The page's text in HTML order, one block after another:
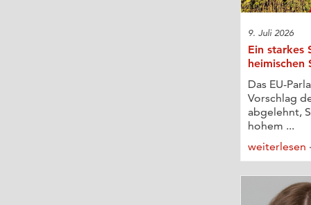
9. Juli 2026
Ein starkes
heimischen
Das EU-
Vorschlag
abgelehnt,
hohem ...
weiterlesen